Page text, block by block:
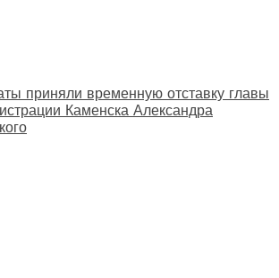
приняли временную отставку главы
Каменска Александра